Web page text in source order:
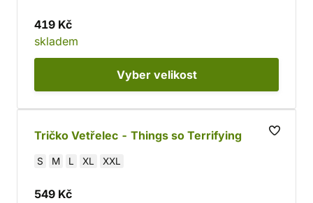
419 Kč
skladem
Vyber velikost
Tričko Vetřelec - Things so Terrifying
S M L XL XXL
549 Kč